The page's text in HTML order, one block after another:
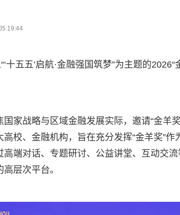
19:44
十五五’启航·金融强国筑梦”为主题的
家战略与区域金融发展实际，邀请“金羊
校、金融机构，旨在充分发挥“金羊奖”
高端对话、专题研讨、公益讲堂、互动交
层次平台。